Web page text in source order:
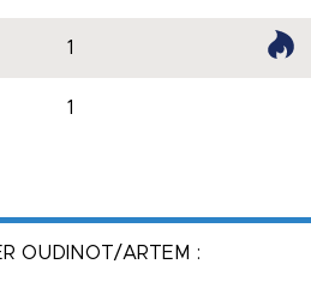
1
1
OUDINOT/ARTEM :